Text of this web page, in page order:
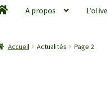
A propos
Accueil Actualités Page 2